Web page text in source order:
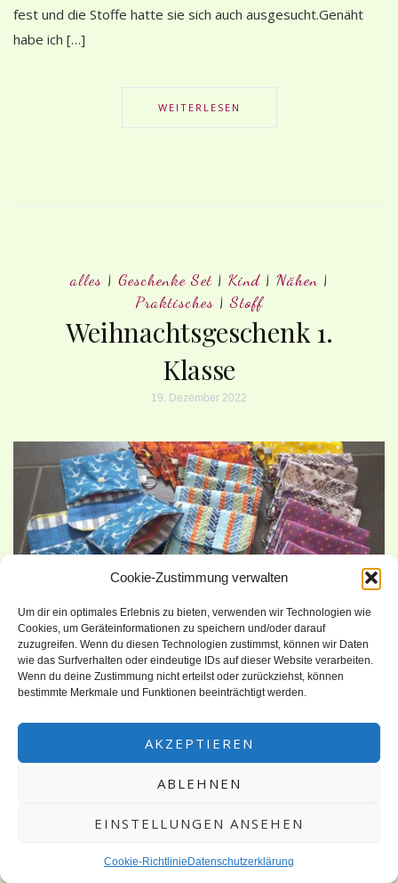
Cookie-Zustimmung verwalten
Um dir ein optimales Erlebnis zu bieten, verwenden wir Technologien wie
Cookies, um Geräteinformationen zu speichern und/oder darauf
zuzugreifen. Wenn du diesen Technologien zustimmst, können wir Daten
wie das Surfverhalten oder eindeutige IDs auf dieser Website verarbeiten.
Wenn du deine Zustimmung nicht erteilst oder zurückziehst, können
bestimmte Merkmale und Funktionen beeinträchtigt werden.
AKZEPTIEREN
ABLEHNEN
EINSTELLUNGEN ANSEHEN
Cookie-Richtlinie Datenschutzerklärung
fest und die Stoffe hatte sie sich auch ausgesucht.Genäht
habe ich […]
WEITERLESEN
alles| Geschenke Set | Kind| Nähen|
Praktisches |Stoff
Weihnachtsgeschenk 1.
Klasse
19. Dezember 2022
Ich hatte eine Weihnachtsgeschenk-Idee für die erste
Klasse.Diese Idee habe ich vor Kurzem bei „Kleine Taschen
habe für alle Kinder, die Lehrerin und den Horterzieher
genäht. Die Taschen bestehen immer aus zwei Stoffen. Der
Innenstoff, der nochmal gefaltet ist, ist für zwei
Innentaschen gedacht. […]